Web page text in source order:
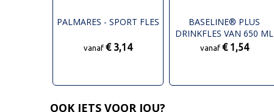
PALMARES - SPORT FLES
vanaf € 3,14
BASELINE® PLUS
DRINKFLES VAN 650 ML
vanaf € 1,54
OOK IETS VOOR JOU?